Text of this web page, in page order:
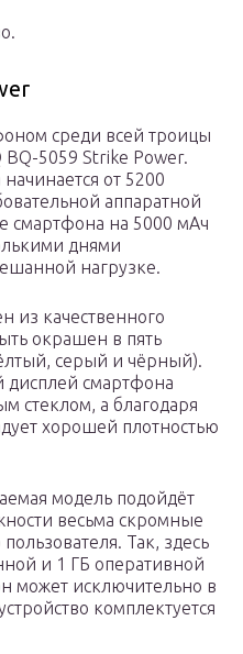
среди всей троицы
BQ-5059 Strike Power.
от 5200
аппаратной
смартфона на 5000 мАч
днями
нагрузке.
из качественного
окрашен в пять
серый и чёрный).
смартфона
стеклом, а благодаря
хорошей плотностью
модель подойдёт
весьма скромные
Так, здесь
и 1 ГБ оперативной
может исключительно в
комплектуется